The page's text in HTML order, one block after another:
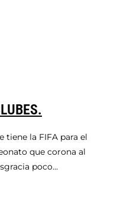
tiene la FIFA para el
que corona al
poco…